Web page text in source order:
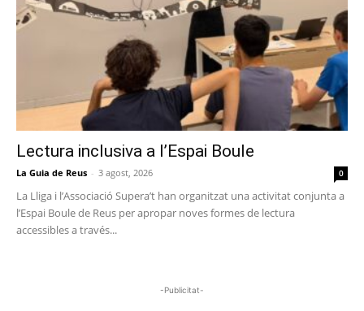
Lectura inclusiva a l’Espai Boule
La Guia de Reus - 3 agost, 2026 0
La Lliga i l’Associació Supera’t han organitzat una activitat conjunta a
l’Espai Boule de Reus per apropar noves formes de lectura
accessibles a través...
-Publicitat-